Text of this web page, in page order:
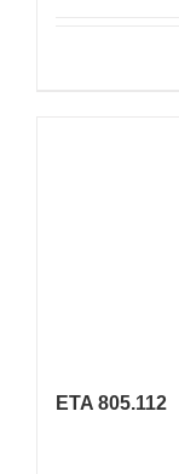
ETA 805.112